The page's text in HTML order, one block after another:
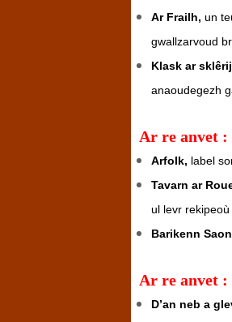
Ar Frailh, un
gwallzarvoud
Klask ar
anaoudegezh
Ar re anvet :
Arfolk, label
Tavarn ar
ul levr
Barikenn
Ar re anvet :
D’an neb a